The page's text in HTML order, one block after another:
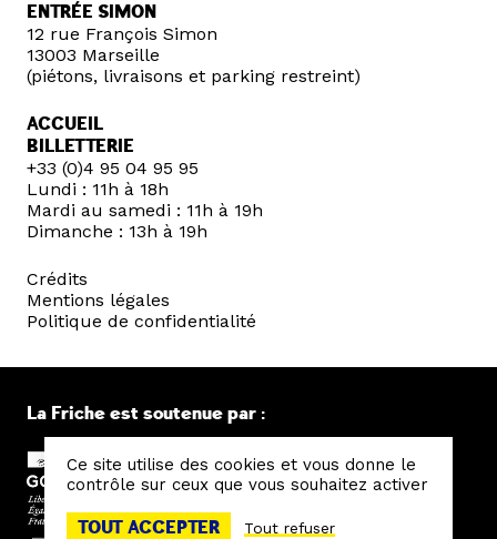
ENTRÉE SIMON
12 rue François Simon
13003 Marseille
(piétons, livraisons et parking restreint)
ACCUEIL
BILLETTERIE
+33 (0)4 95 04 95 95
Lundi : 11h à 18h
Mardi au samedi : 11h à 19h
Dimanche : 13h à 19h
Crédits
Mentions légales
Politique de confidentialité
La Friche est soutenue par :
Ce site utilise des cookies et vous donne le
contrôle sur ceux que vous souhaitez activer
TOUT ACCEPTER Tout refuser